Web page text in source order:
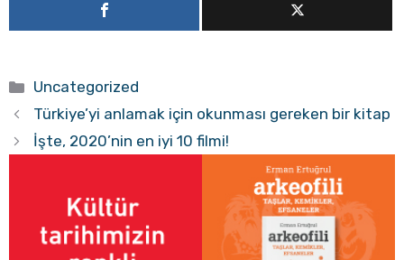
Kategoriler
Uncategorized
Türkiye’yi anlamak için okunması gereken bir kitap
İşte, 2020’nin en iyi 10 filmi!